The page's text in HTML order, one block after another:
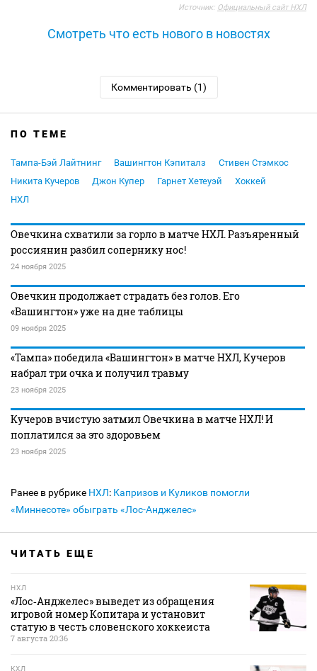
Источник: Официальный сайт НХЛ
Смотреть что есть нового в новостях
Комментировать (1)
ПО ТЕМЕ
Тампа-Бэй Лайтнинг Вашингтон Кэпиталз
Стивен Стэмкос
Никита Кучеров
Джон Купер Гарнет Хетеуэй
Хоккей
НХЛ
Овечкина схватили за горло в матче НХЛ. Разъяренный
россиянин разбил сопернику нос!
24 ноября 2025
Овечкин продолжает страдать без голов. Его
«Вашингтон» уже на дне таблицы
09 ноября 2025
«Тампа» победила «Вашингтон» в матче НХЛ, Кучеров
набрал три очка и получил травму
23 ноября 2025
Кучеров вчистую затмил Овечкина в матче НХЛ! И
поплатился за это здоровьем
23 ноября 2025
Ранее в рубрике НХЛ: Капризов и Куликов помогли
«Миннесоте» обыграть «Лос-Анджелес»
ЧИТАТЬ ЕЩЕ
НХЛ
«Лос‑Анджелес» выведет из обращения
игровой номер Копитара и установит
статую в честь словенского хоккеиста
7 августа 20:36
КХЛ